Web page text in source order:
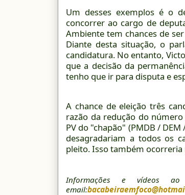
Um desses exemplos é o
concorrer ao cargo de
Ambiente tem chances de
Diante desta situação, o
candidatura. No entanto,
que a decisão da
tenho que ir para disputa e
A chance de eleição três
razão da redução do
PV do "chapão" (PMDB /
desagradariam a todos os
pleito. Isso também
Informações e vídeos
email: